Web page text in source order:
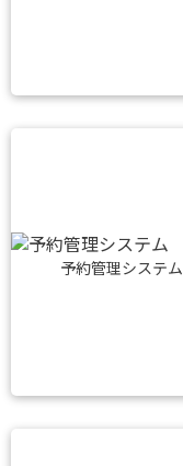
予約管理システム